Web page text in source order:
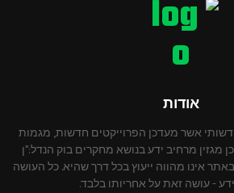
אודות
אשר מעדכן הפרוייקטים חדשות, מגמות
מגזין מרחיב ידע בנושא מחקרים בוק הנדל:"ן
אינו מהווה ייעוץ בכל דרך שהיא. כל העושה
- עושה זאת על אחריותו בלבד.